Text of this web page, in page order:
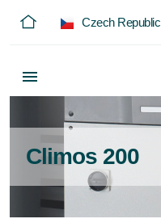
Czech Republic
Climos 200